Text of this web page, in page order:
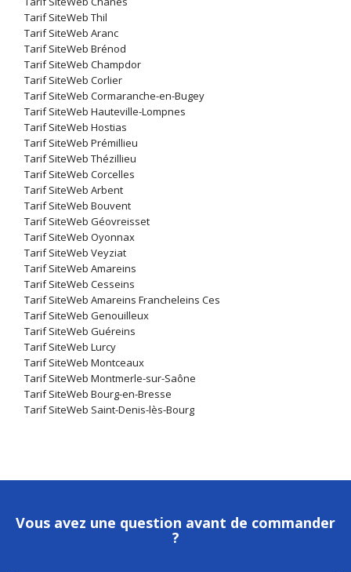
Tarif SiteWeb Thil
Tarif SiteWeb Aranc
Tarif SiteWeb Brénod
Tarif SiteWeb Champdor
Tarif SiteWeb Corlier
Tarif SiteWeb Cormaranche-en-Bugey
Tarif SiteWeb Hauteville-Lompnes
Tarif SiteWeb Hostias
Tarif SiteWeb Prémillieu
Tarif SiteWeb Thézillieu
Tarif SiteWeb Corcelles
Tarif SiteWeb Arbent
Tarif SiteWeb Bouvent
Tarif SiteWeb Géovreisset
Tarif SiteWeb Oyonnax
Tarif SiteWeb Veyziat
Tarif SiteWeb Amareins
Tarif SiteWeb Cesseins
Tarif SiteWeb Amareins Francheleins Ces
Tarif SiteWeb Genouilleux
Tarif SiteWeb Guéreins
Tarif SiteWeb Lurcy
Tarif SiteWeb Montceaux
Tarif SiteWeb Montmerle-sur-Saône
Tarif SiteWeb Bourg-en-Bresse
Tarif SiteWeb Saint-Denis-lès-Bourg
Vous avez une question avant de commander
?